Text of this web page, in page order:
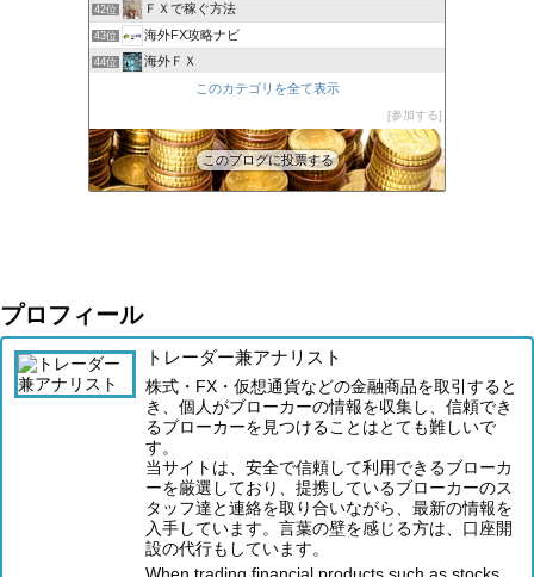
42位 ＦＸで稼ぐ方法
43位 海外FX攻略ナビ
44位 海外ＦＸ
XM口座開設方法2022
FXの自動売買(EA)は本当に勝てるのか検証してみた
このカテゴリを全て表示
参加する
このブログに投票する
プロフィール
トレーダー兼アナリスト
株式・FX・仮想通貨などの金融商品を取引すると
き、個人がブローカーの情報を収集し、信頼でき
るブローカーを見つけることはとても難しいで
す。
当サイトは、安全で信頼して利用できるブローカ
ーを厳選しており、提携しているブローカーのス
タッフ達と連絡を取り合いながら、最新の情報を
入手しています。言葉の壁を感じる方は、口座開
設の代行もしています。